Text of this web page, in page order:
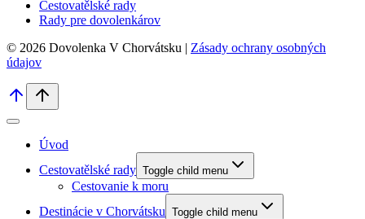
Cestovatělské rady
Rady pre dovolenkárov
© 2026 Dovolenka V Chorvátsku | Zásady ochrany osobných
údajov
Úvod
Cestovatělské rady Toggle child menu
Cestovanie k moru
Destinácie v Chorvátsku Toggle child menu